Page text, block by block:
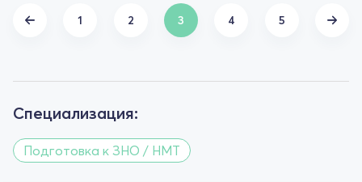
1 2 3 4 5
Специализация:
Подготовка к ЗНО / НМТ